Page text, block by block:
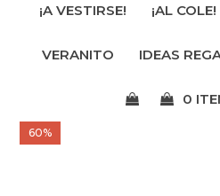
ocultar
menú
móvil
¡A VESTIRSE! ¡AL COLE!
VERANITO IDEAS
0
60%